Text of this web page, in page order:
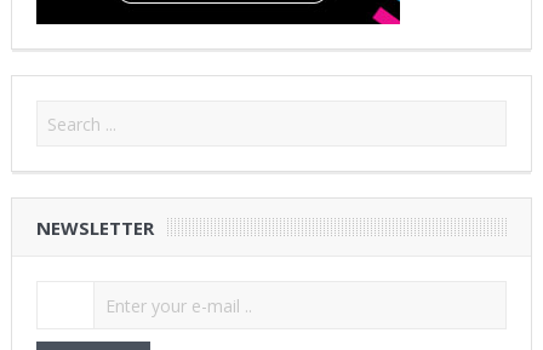
NEWSLETTER